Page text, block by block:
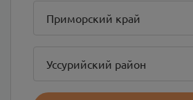
Приморский край
Уссурийский район